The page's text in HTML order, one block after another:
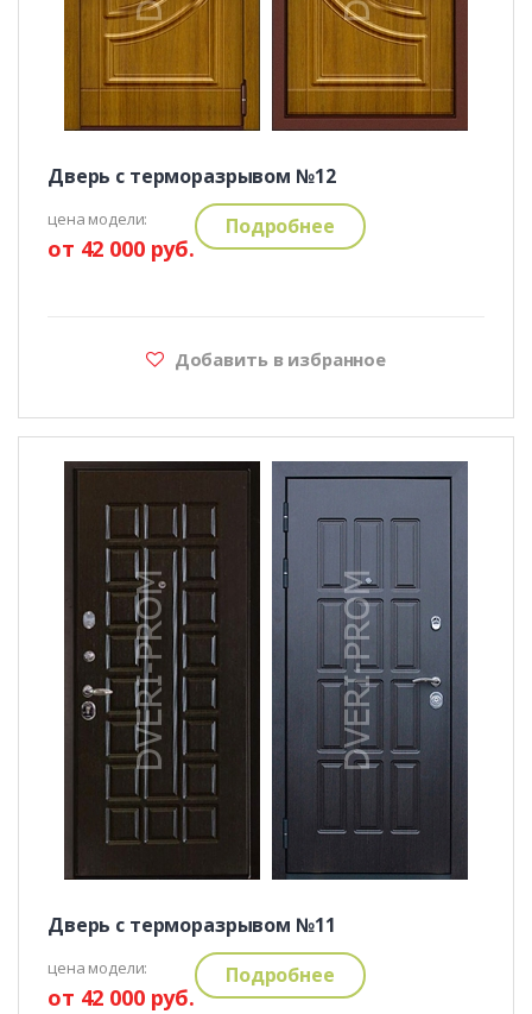
Дверь с терморазрывом №12
цена модели:
от 42 000 руб.
Подробнее
Добавить в избранное
Дверь с терморазрывом №11
цена модели:
от 42 000 руб.
Подробнее